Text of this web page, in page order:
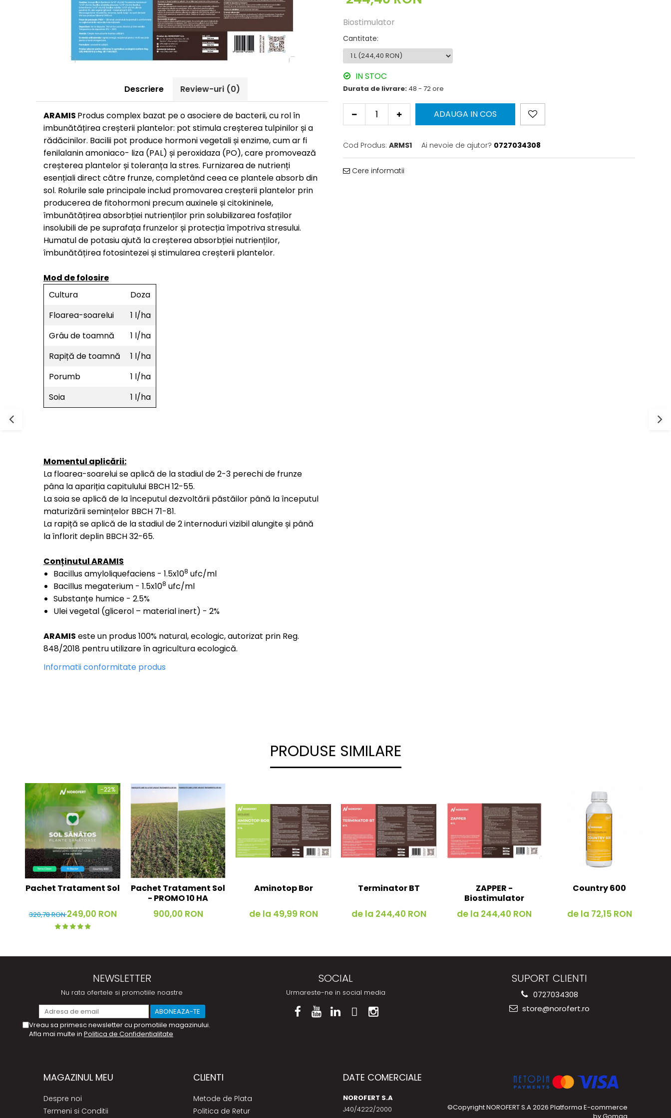
Biostimulator
Cantitate:
IN STOC
Durata de livrare: 48 - 72 ore
ADAUGA IN COS
Cod Produs: ARMS1 Ai nevoie de ajutor? 0727034308
Cere informatii
Descriere Review-uri (0)
ARAMIS Produs complex bazat pe o asociere de bacterii, cu rol în
imbunătățirea creșterii plantelor: pot stimula creșterea tulpinilor și a
rădăcinilor. Bacilii pot produce hormoni vegetali și enzime, cum ar fi
fenilalanin amoniaco- liza (PAL) și peroxidaza (PO), care promovează
creșterea plantelor și toleranța la stres. Furnizarea de nutrienți
esențiali direct către frunze, completând ceea ce plantele absorb din
sol. Rolurile sale principale includ promovarea creșterii plantelor prin
producerea de fitohormoni precum auxinele și citokininele,
îmbunătățirea absorbției nutrienților prin solubilizarea fosfaților
insolubili de pe suprafața frunzelor și protecția împotriva stresului.
Humatul de potasiu ajută la creșterea absorbției nutrienților,
îmbunătățirea fotosintezei și stimularea creșterii plantelor.
Mod de folosire
Cultura
Doza
Floarea-soarelui
1 l/ha
Grâu de toamnă
1 l/ha
Rapiță de toamnă
1 l/ha
Porumb
1 l/ha
Soia
1 l/ha
Momentul aplicării:
La floarea-soarelui se aplică de la stadiul de 2-3 perechi de frunze
pâna la apariția capitulului BBCH 12-55.
La soia se aplică de la începutul dezvoltării păstăilor până la începutul
maturizării semințelor BBCH 71-81.
La rapiță se aplică de la stadiul de 2 internoduri vizibil alungite și până
la înflorit deplin BBCH 32-65.
Conținutul ARAMIS
Bacillus amyloliquefaciens - 1.5x108 ufc/ml
Bacillus megaterium - 1.5x108 ufc/ml
Substanțe humice - 2.5%
Ulei vegetal (glicerol – material inert) - 2%
ARAMIS este un produs 100% natural, ecologic, autorizat prin Reg.
848/2018 pentru utilizare în agricultura ecologică.
Informatii conformitate produs
PRODUSE SIMILARE
-22%
Pachet Tratament Sol
320,78 RON249,00 RON
Pachet Tratament Sol
- PROMO 10 HA
900,00 RON
Aminotop Bor
de la 49,99 RON
Terminator BT
de la 244,40 RON
ZAPPER -
Biostimulator
de la 244,40 RON
Country 600
de la 72,15 RON
NEWSLETTER
Nu rata ofertele si promotiile noastre
Vreau sa primesc newsletter cu promotiile magazinului.
Afla mai multe in Politica de Confidentialitate
SOCIAL
Urmareste-ne in social media
SUPORT CLIENTI
0727034308
store@norofert.ro
MAGAZINUL MEU
Despre noi
Termeni si Conditii
CLIENTI
Metode de Plata
Politica de Retur
DATE COMERCIALE
NOROFERT S.A
J40/4222/2000
©Copyright NOROFERT S.A 2026 Platforma E-commerce